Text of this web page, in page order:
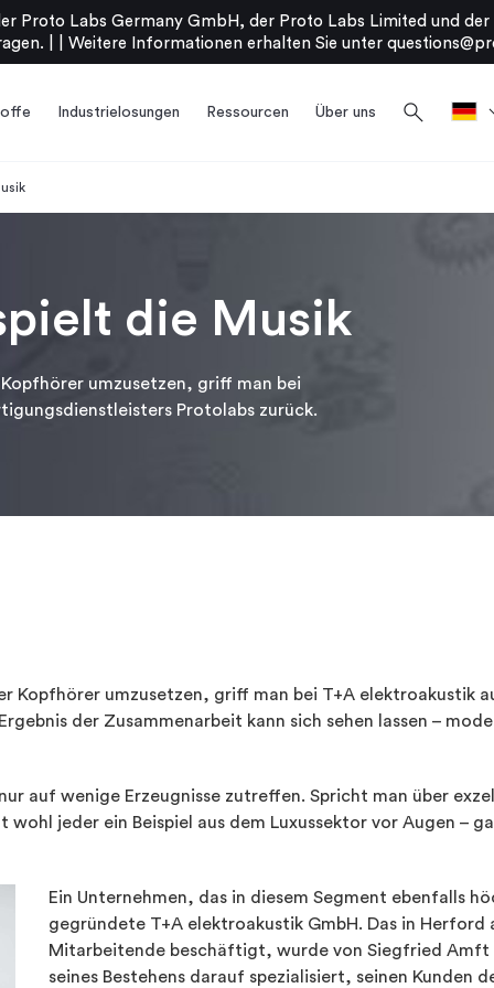
Proto Labs Germany GmbH, der Proto Labs Limited und
|
Weitere Informationen erhalten Sie unter
Industrielosungen Ressourcen Über uns search
die Musik
umzusetzen, griff man bei
Protolabs zurück.
Kopfhörer umzusetzen, griff man bei T+A elektroakustik
der Zusammenarbeit kann sich sehen lassen –
auf wenige Erzeugnisse zutreffen. Spricht man über
jeder ein Beispiel aus dem Luxussektor vor Augen –
Ein Unternehmen, das in diesem Segment ebenfalls
gegründete T+A elektroakustik GmbH. Das in Herford
Mitarbeitende beschäftigt, wurde von Siegfried
seines Bestehens darauf spezialisiert, seinen Kunden